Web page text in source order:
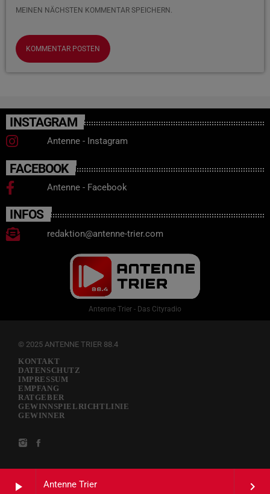
play_arrow Antenne Trier keyboard_arrow_right
MEINEN NÄCHSTEN KOMMENTAR SPEICHERN.
INSTAGRAM
Antenne - Instagram
FACEBOOK
Antenne - Facebook
INFOS
redaktion@antenne-trier.com
Antenne Trier - Das Cityradio
© 2025 ANTENNE TRIER 88.4
KONTAKT
DATENSCHUTZ
IMPRESSUM
EMPFANG
RATGEBER
GEWINNSPIELRICHTLINIE
GEWINNER